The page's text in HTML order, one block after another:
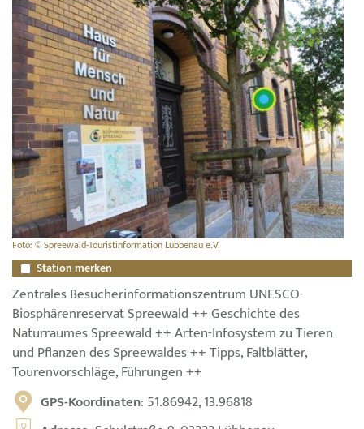
Foto: © Spreewald-Touristinformation Lübbenau e.V.
Station merken
Zentrales Besucherinformationszentrum UNESCO-
Biosphärenreservat Spreewald ++ Geschichte des
Naturraumes Spreewald ++ Arten-Infosystem zu Tieren
und Pflanzen des Spreewaldes ++ Tipps, Faltblätter,
Tourenvorschläge, Führungen ++
GPS-Koordinaten: 51.86942, 13.96818